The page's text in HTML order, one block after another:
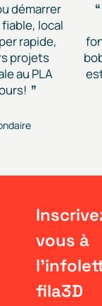
démarrer
local
rapide,
projets
au PLA
vous à
fila3D